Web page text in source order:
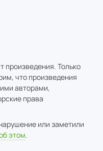
произведения. Только
что произведения
авторами,
права
или заметили
этом.